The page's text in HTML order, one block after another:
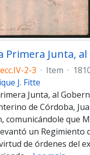
2-3 · Item ·
J. Fitte
Junta, al
de Córdoba,
comunicándole que
un Regimiento
de órdenes del